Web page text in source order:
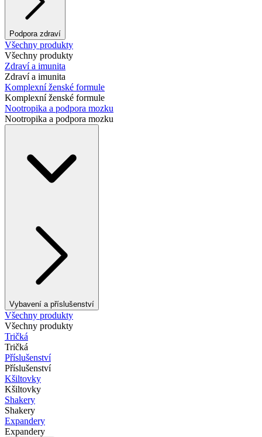
Podpora zdraví
Všechny produkty
Všechny produkty
Zdraví a imunita
Zdraví a imunita
Komplexní ženské formule
Komplexní ženské formule
Nootropika a podpora mozku
Nootropika a podpora mozku
Vybavení a příslušenství
Všechny produkty
Všechny produkty
Tričká
Tričká
Příslušenství
Příslušenství
Kšiltovky
Kšiltovky
Shakery
Shakery
Expandery
Expandery